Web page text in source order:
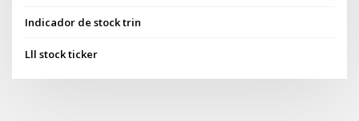
Indicador de stock trin
Lll stock ticker